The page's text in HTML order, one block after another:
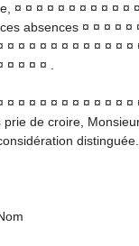
¤ ¤ ¤ ¤ ¤ ¤ ¤ ¤ ¤ ¤ ¤
absences ¤ ¤ ¤ ¤ ¤
¤ ¤ ¤ ¤ ¤ ¤ ¤ ¤ ¤ ¤ ¤ ¤
¤ ¤ ¤ .
¤ ¤ ¤ ¤ ¤ ¤ ¤ ¤ ¤ ¤ ¤ ¤
de croire,
distinguée.